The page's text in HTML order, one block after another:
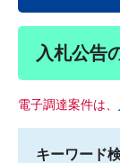
入札公告
電子調達案件は、
キーワード